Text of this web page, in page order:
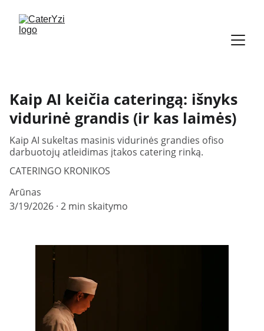
Kaip AI keičia cateringą: išnyks
vidurinė grandis (ir kas laimės)
Kaip AI sukeltas masinis vidurinės grandies ofiso
darbuotojų atleidimas įtakos catering rinką.
CATERINGO KRONIKOS
Arūnas
3/19/2026 2 min skaitymo